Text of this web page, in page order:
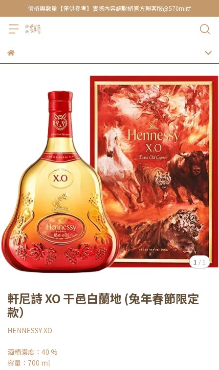
價格與數量【僅供參考】實際內容請聯絡官方賴客服@570miitf
1 / 1
軒尼詩 XO 干邑白蘭地 (兔年春節限定
款）
HENNESSY XO
酒精濃度：40 %
容量：700 ml